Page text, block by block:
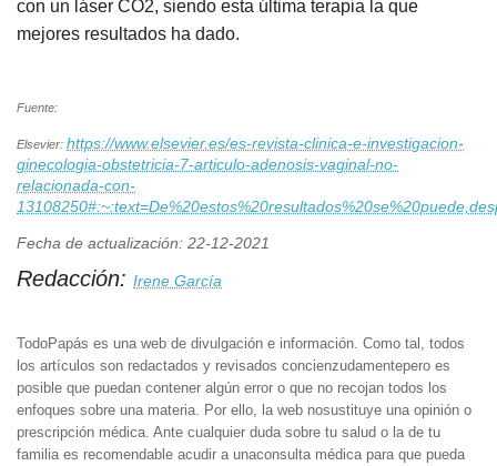
con un láser CO2, siendo esta última terapia la que
mejores resultados ha dado.
Fuente:
Elsevier: https://www.elsevier.es/es-revista-clinica-e-investigacion-
ginecologia-obstetricia-7-articulo-adenosis-vaginal-no-
relacionada-con-
Fecha de actualización: 22-12-2021
Redacción: Irene García
TodoPapás es una web de divulgación e información. Como tal, todos
los artículos son redactados y revisados concienzudamentepero es
posible que puedan contener algún error o que no recojan todos los
enfoques sobre una materia. Por ello, la web nosustituye una opinión o
prescripción médica. Ante cualquier duda sobre tu salud o la de tu
familia es recomendable acudir a unaconsulta médica para que pueda